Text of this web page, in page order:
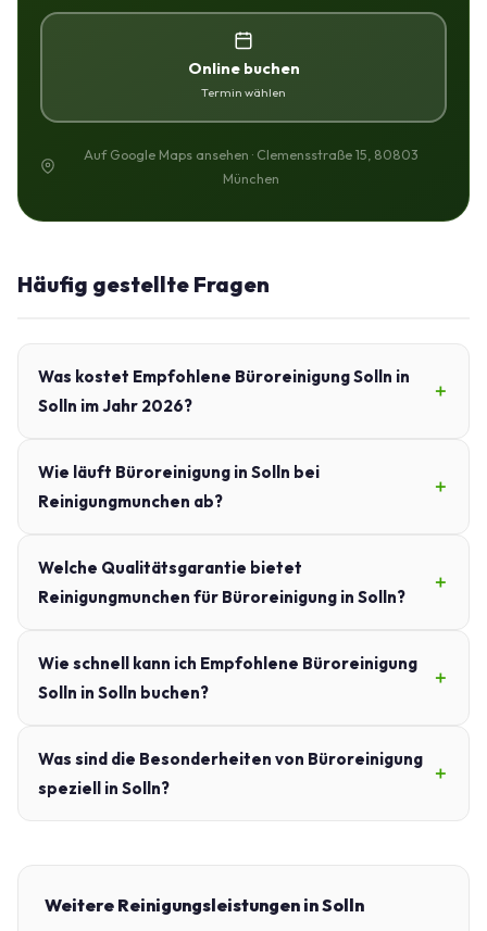
Online buchen
Termin wählen
Auf Google Maps ansehen · Clemensstraße 15, 80803
München
Häufig gestellte Fragen
Was kostet Empfohlene Büroreinigung Solln in
Solln im Jahr 2026?
Wie läuft Büroreinigung in Solln bei
Reinigungmunchen ab?
Welche Qualitätsgarantie bietet
Reinigungmunchen für Büroreinigung in Solln?
Wie schnell kann ich Empfohlene Büroreinigung
Solln in Solln buchen?
Was sind die Besonderheiten von Büroreinigung
speziell in Solln?
Weitere Reinigungsleistungen in Solln